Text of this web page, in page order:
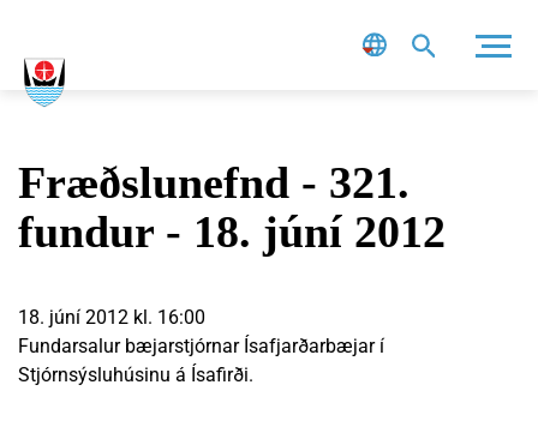
Fræðslunefnd - 321.
fundur - 18. júní 2012
18. júní 2012 kl. 16:00
Fundarsalur bæjarstjórnar Ísafjarðarbæjar í
Stjórnsýsluhúsinu á Ísafirði.